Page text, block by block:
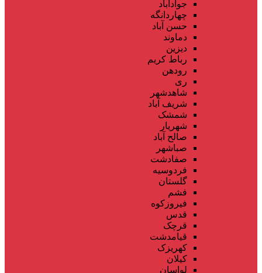
جوادآباد
چهاردانگه
حسن آباد
دماوند
دیزین
رباط کریم
رودهن
ری
شاهدشهر
شریف آباد
شمشک
شهریار
صالح آباد
صباشهر
صفادشت
فردوسیه
گلستان
فشم
فیروزکوه
قدس
قرچک
قیامدشت
کهریزک
کیلان
لواسان